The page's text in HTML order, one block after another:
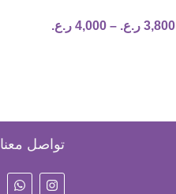
3,800 ر.ع. –
4,000 ر.ع.
تواصل معنا